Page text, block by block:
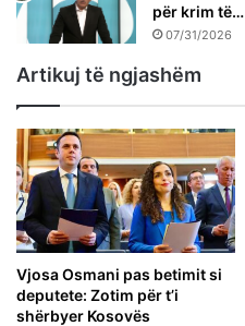
për krim të…
07/31/2026
Artikuj të ngjashëm
Vjosa Osmani pas betimit si
deputete: Zotim për t’i
shërbyer Kosovës